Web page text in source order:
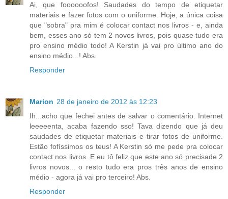
Ai, que foooooofos! Saudades do tempo de etiquetar
materiais e fazer fotos com o uniforme. Hoje, a única coisa
que "sobra" pra mim é colocar contact nos livros - e, ainda
bem, esses ano só tem 2 novos livros, pois quase tudo era
pro ensino médio todo! A Kerstin já vai pro último ano do
ensino médio...! Abs.
Responder
Marion 28 de janeiro de 2012 às 12:23
Ih...acho que fechei antes de salvar o comentário. Internet
leeeeenta, acaba fazendo sso! Tava dizendo que já deu
saudades de etiquetar materiais e tirar fotos de uniforme.
Estão fofíssimos os teus! A Kerstin só me pede pra colocar
contact nos livros. E eu tô feliz que este ano só precisade 2
livros novos... o resto tudo era pros três anos de ensino
médio - agora já vai pro terceiro! Abs.
Responder